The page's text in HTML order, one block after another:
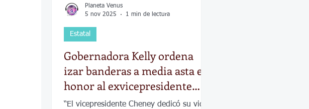
Gobernadora Kelly ordena
izar banderas a media asta en
honor al exvicepresidente
Dick Cheney
“El vicepresidente Cheney dedicó su vida
Estatal
Planeta Venus
5 nov 2025
1 min de lectura